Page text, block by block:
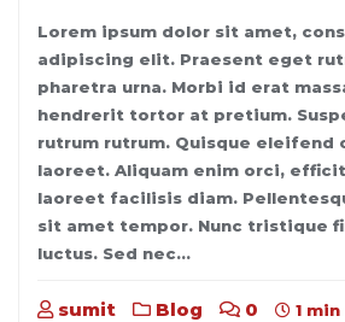
Lorem ipsum dolor sit amet,
adipiscing elit. Praesent eget
pharetra urna. Morbi id erat
hendrerit tortor at pretium.
rutrum rutrum. Quisque eleifend
laoreet. Aliquam enim orci,
laoreet facilisis diam.
sit amet tempor. Nunc tristique
luctus. Sed nec…
sumit Blog 0 1